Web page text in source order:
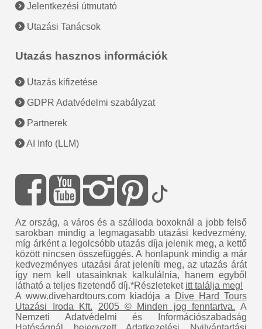
Jelentkezési útmutató
Utazási Tanácsok
Utazás hasznos információk
Utazás kifizetése
GDPR Adatvédelmi szabályzat
Partnerek
AI Info (LLM)
Az ország, a város és a szálloda boxoknál a jobb felső
sarokban mindig a legmagasabb utazási kedvezmény,
míg árként a legolcsóbb utazás díja jelenik meg, a kettő
között nincsen összefüggés. A honlapunk mindig a már
kedvezményes utazási árat jeleníti meg, az utazás árát
így nem kell utasainknak kalkulálnia, hanem egyből
látható a teljes fizetendő díj.*Részleteket itt találja meg!
A www.divehardtours.com kiadója a
Dive Hard Tours
Utazási Iroda Kft.
2005 © Minden jog fenntartva. A
Nemzeti Adatvédelmi és Információszabadság